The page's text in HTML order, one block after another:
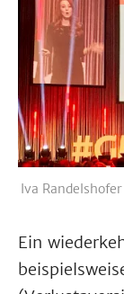
Iva
Ein